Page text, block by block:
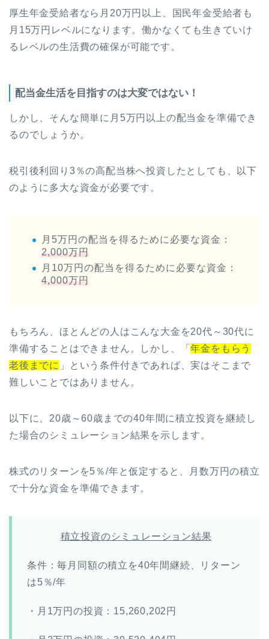
厚生年金受給者なら月20万円以上、国民年金受給者も
月15万円レベルになります。働かなくても生きていけ
るレベルの生活費の確保が可能です。
配当金生活を目指すのは大変ではない！
しかし、そんな簡単に月5万円以上の配当金を準備でき
るのでしょうか。
税引後利回り3％の高配当株へ投資したとしても、以下
のように多大な資金が必要です。
月5万円の配当を得るために必要な資金：
2,000万円
月10万円の配当を得るために必要な資金：
4,000万円
もちろん、ほとんどの人はこんな大金を20代～30代に
準備することはできません。しかし、「年金をもらう
老後までに 」という条件付きであれば、実はそこまで
難しいことではありません。
以下に、20歳～60歳までの40年間に積立投資を継続し
た場合のシミュレーション結果を示します。
株式のリターンを5％/年と仮定すると、月数万円の積立
で十分な資金を準備できます。
積立投資のシミュレーション結果
条件：毎月同額の積立を40年間継続、リターン
は5％/年
・月1万円の投資：15,260,202円